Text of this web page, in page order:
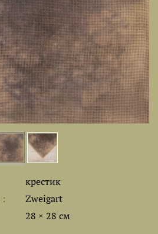
крестик
Zweigart
28 × 28 см